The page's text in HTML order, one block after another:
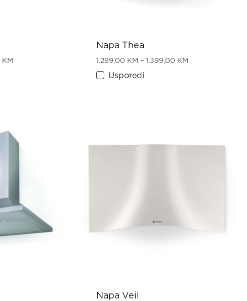
KM Price range: 489,00 KM through 529,00 KM
Napa Thea
1.299,00 KM – 1.399,00 KM
Usporedi
Napa Veil